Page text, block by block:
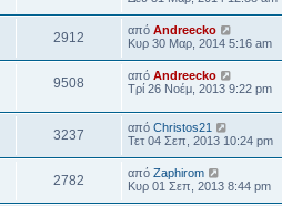
2912 από Andreecko
Κυρ 30 Μαρ, 2014 5:16 am
9508 από Andreecko
Τρί 26 Νοέμ, 2013 9:22 pm
3237 από Christos21
Τετ 04 Σεπ, 2013 10:24 pm
2782 από Zaphirom
Κυρ 01 Σεπ, 2013 8:44 pm